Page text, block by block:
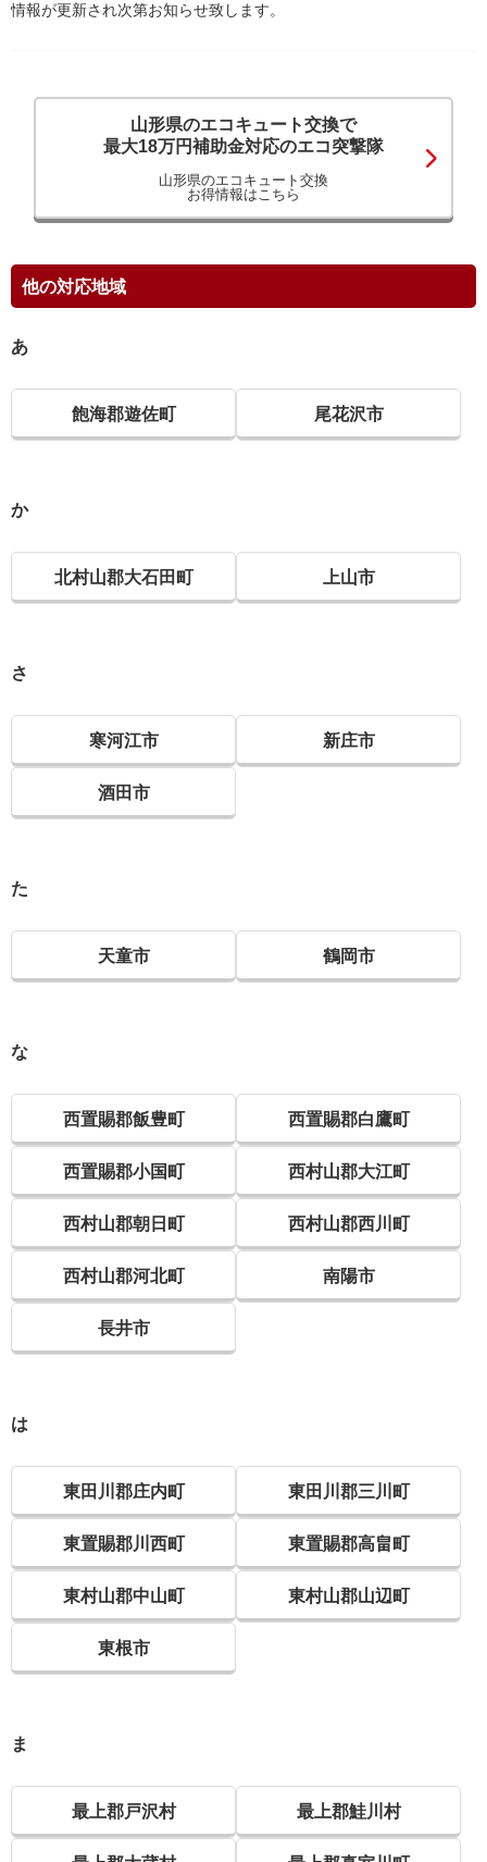
情報が更新され次第お知らせ致します。
山形県のエコキュート交換で
最大18万円補助金対応のエコ突撃隊
山形県のエコキュート交換
お得情報はこちら
他の対応地域
あ
飽海郡遊佐町 尾花沢市
か
北村山郡大石田町 上山市
さ
寒河江市 新庄市
酒田市
た
天童市 鶴岡市
な
西置賜郡飯豊町 西置賜郡白鷹町
西置賜郡小国町 西村山郡大江町
西村山郡朝日町 西村山郡西川町
西村山郡河北町 南陽市
長井市
は
東田川郡庄内町 東田川郡三川町
東置賜郡川西町 東置賜郡高畠町
東村山郡中山町 東村山郡山辺町
東根市
ま
最上郡戸沢村 最上郡鮭川村